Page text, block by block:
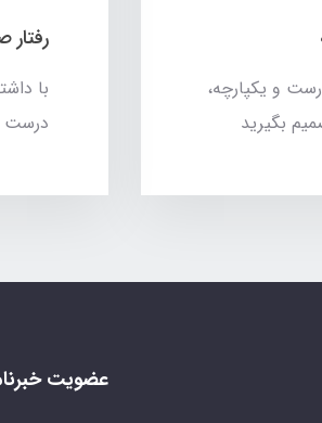
و یکپارچه،
بگیرید
با
درست
عضویت